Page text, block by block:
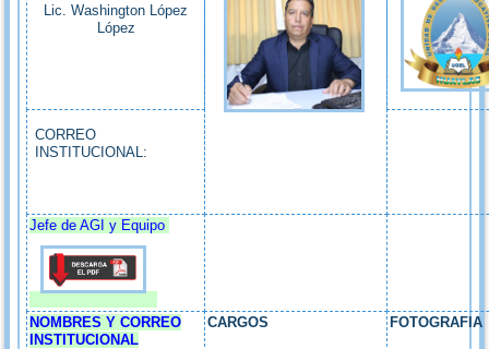
Lic. Washington López
López
CORREO
INSTITUCIONAL:
Jefe de AGI y Equipo
NOMBRES Y CORREO
INSTITUCIONAL
CARGOS FOTOGRAFIA